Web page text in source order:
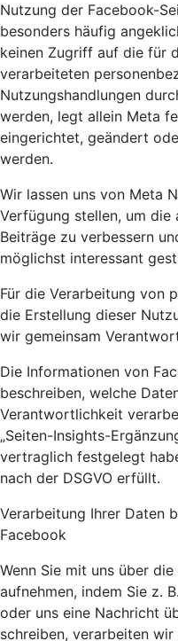
Nutzung der Facebook-
besonders häufig
keinen Zugriff auf die für
verarbeiteten
Nutzungshandlungen
werden, legt allein Meta
eingerichtet, geändert
werden.
Wir lassen uns von Meta
Verfügung stellen, um
Beiträge zu verbessern
möglichst interessant
Für die Verarbeitung von
die Erstellung dieser
wir gemeinsam
Die Informationen von
beschreiben, welche
Verantwortlichkeit
„Seiten-Insights-
vertraglich festgelegt
nach der DSGVO erfüllt.
Verarbeitung Ihrer Daten
Facebook
Wenn Sie mit uns über
aufnehmen, indem Sie z.
oder uns eine Nachricht
schreiben, verarbeiten